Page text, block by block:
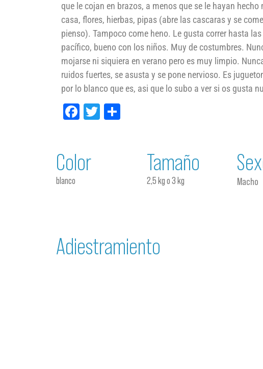
que le cojan en brazos, a menos que se le hayan
casa, flores, hierbas, pipas (abre las cascaras y se
pienso). Tampoco come heno. Le gusta correr hasta
pacífico, bueno con los niños. Muy de costumbres.
mojarse ni siquiera en verano pero es muy limpio.
ruidos fuertes, se asusta y se pone nervioso. Es
por lo blanco que es, asi que lo subo a ver si os gusta
Facebook
Twitter
Color
blanco
Tamaño
2,5 kg o 3 kg Macho
Adiestramiento